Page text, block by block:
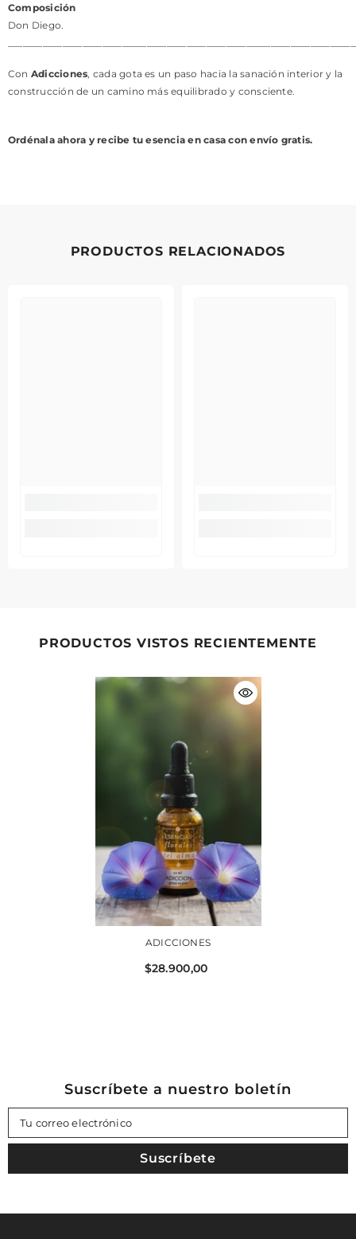
Composición
Don Diego.
Con Adicciones, cada gota es un paso hacia la sanación interior y la
construcción de un camino más equilibrado y consciente.
Ordénala ahora y recibe tu esencia en casa con envío gratis.
PRODUCTOS RELACIONADOS
PRODUCTOS VISTOS RECIENTEMENTE
ADICCIONES
$28.900,00
Suscríbete a nuestro boletín
Tu correo electrónico
Suscríbete